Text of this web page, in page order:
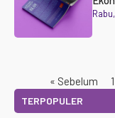
« Sebelum 1
TERPOPULER